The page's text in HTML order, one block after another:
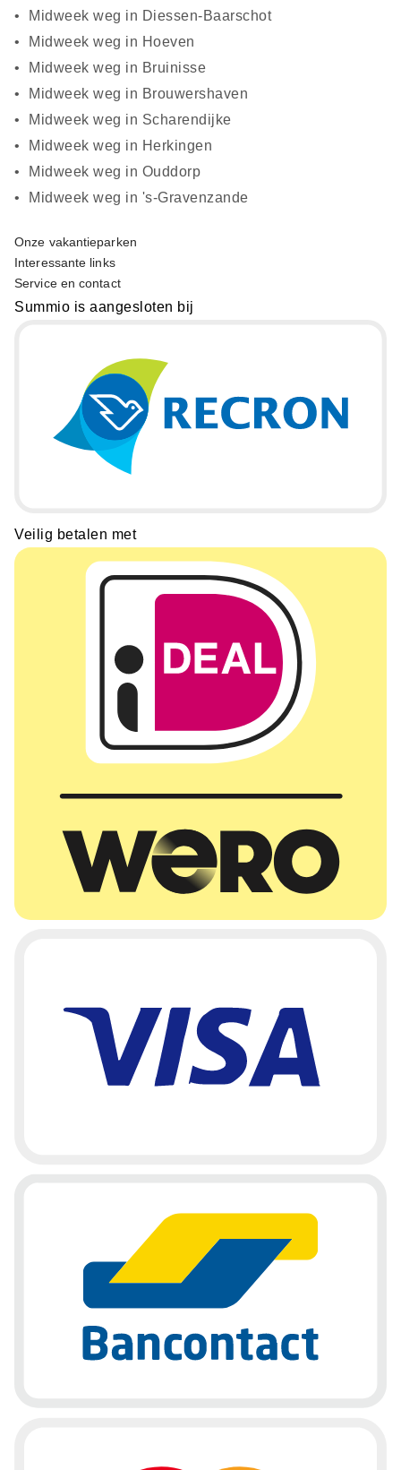
Midweek weg in Diessen-Baarschot
Midweek weg in Hoeven
Midweek weg in Bruinisse
Midweek weg in Brouwershaven
Midweek weg in Scharendijke
Midweek weg in Herkingen
Midweek weg in Ouddorp
Midweek weg in 's-Gravenzande
Onze vakantieparken
Interessante links
Service en contact
Summio is aangesloten bij
Veilig betalen met